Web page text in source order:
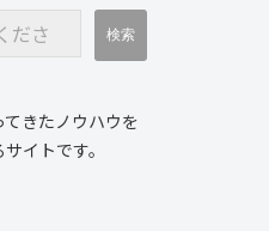
きたノウハウを
イトです。